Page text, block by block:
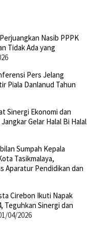
Nasib PPPK
Tidak Ada yang
Pers Jelang
Piala Danlanud Tahun
Sinergi Ekonomi dan
Gelar Halal Bi Halal
Sumpah Kepala
Tasikmalaya,
Aparatur Pendidikan dan
Cirebon Ikuti Napak
Teguhkan Sinergi dan
04/2026